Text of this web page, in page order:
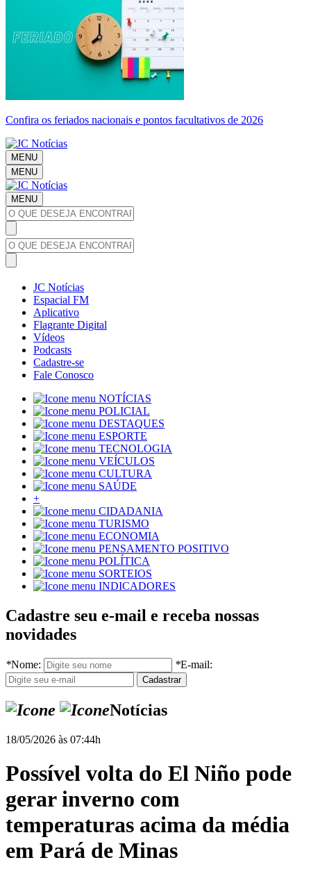
Confira os feriados nacionais e pontos facultativos de 2026
MENU
MENU
MENU
JC Notícias
Espacial FM
Aplicativo
Flagrante Digital
Vídeos
Podcasts
Cadastre-se
Fale Conosco
NOTÍCIAS
POLICIAL
DESTAQUES
ESPORTE
TECNOLOGIA
VEÍCULOS
CULTURA
SAÚDE
+
CIDADANIA
TURISMO
ECONOMIA
PENSAMENTO POSITIVO
POLÍTICA
SORTEIOS
INDICADORES
Cadastre seu e-mail e receba nossas
novidades
*Nome: *E-mail:
Notícias
18/05/2026 às 07:44h
Possível volta do El Niño pode
gerar inverno com
temperaturas acima da média
em Pará de Minas